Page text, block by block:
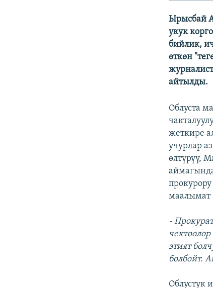
Ырысбай
укук
бийлик,
өткөн
айтылды.
Облуста
жеткире
учурлар
өлтүрүү,
маалымат
-
этият
болбойт.
Облустук